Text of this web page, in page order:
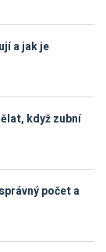
a jak je
když zubní
počet a